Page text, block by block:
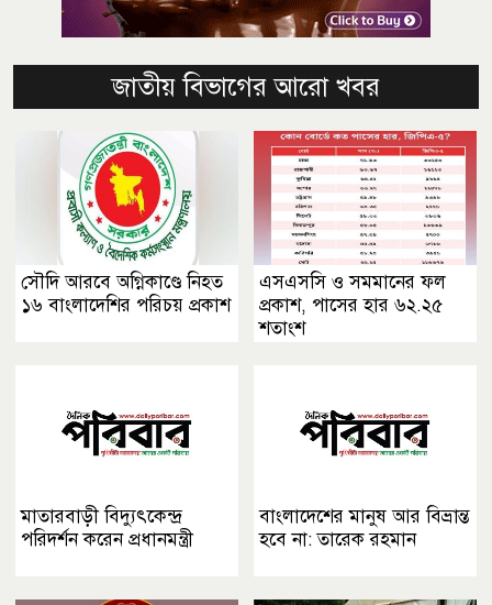
জাতীয় বিভাগের আরো খবর
সৌদি আরবে অগ্নিকাণ্ডে নিহত
১৬ বাংলাদেশির পরিচয় প্রকাশ
এসএসসি ও সমমানের ফল
প্রকাশ, পাসের হার ৬২.২৫
শতাংশ
মাতারবাড়ী বিদ্যুৎকেন্দ্র
পরিদর্শন করেন প্রধানমন্ত্রী
বাংলাদেশের মানুষ আর বিভ্রান্ত
হবে না: তারেক রহমান